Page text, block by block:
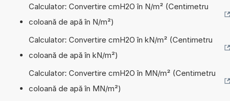
Calculator: Convertire cmH2O în N/m² (Centimetru
coloană de apă în N/m²)
Calculator: Convertire cmH2O în kN/m² (Centimetru
coloană de apă în kN/m²)
Calculator: Convertire cmH2O în MN/m² (Centimetru
coloană de apă în MN/m²)